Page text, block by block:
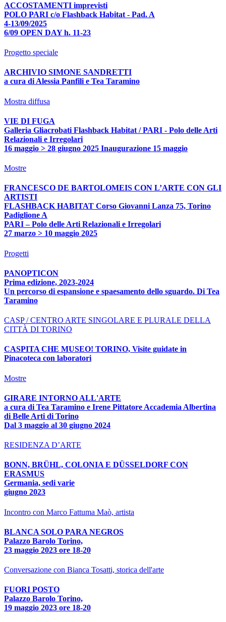
ACCOSTAMENTI imprevisti
POLO PARI c/o Flashback Habitat - Pad. A
4-13/09/2025
6/09 OPEN DAY h. 11-23
Progetto speciale
ARCHIVIO SIMONE SANDRETTI
a cura di Alessia Panfili e Tea Taramino
Mostra diffusa
VIE DI FUGA
Galleria Gliacrobati Flashback Habitat / PARI - Polo delle Arti
Relazionali e Irregolari
16 maggio > 28 giugno 2025 Inaugurazione 15 maggio
Mostre
FRANCESCO DE BARTOLOMEIS CON L’ARTE CON GLI
ARTISTI
FLASHBACK HABITAT Corso Giovanni Lanza 75, Torino
Padiglione A
PARI – Polo delle Arti Relazionali e Irregolari
27 marzo > 10 maggio 2025
Progetti
PANOPTICON
Prima edizione, 2023-2024
Un percorso di espansione e spaesamento dello sguardo. Di Tea
Taramino
CASP / CENTRO ARTE SINGOLARE E PLURALE DELLA
CITTÀ DI TORINO
CASPITA CHE MUSEO! TORINO, Visite guidate in
Pinacoteca con laboratori
Mostre
GIRARE INTORNO ALL'ARTE
a cura di Tea Taramino e Irene Pittatore Accademia Albertina
di Belle Arti di Torino
Dal 3 maggio al 30 giugno 2024
RESIDENZA D’ARTE
BONN, BRÜHL, COLONIA E DÜSSELDORF CON
ERASMUS
Germania, sedi varie
giugno 2023
Incontro con Marco Fattuma Maò, artista
BLANCA SOLO PARA NEGROS
Palazzo Barolo Torino,
23 maggio 2023 ore 18-20
Conversazione con Bianca Tosatti, storica dell'arte
FUORI POSTO
Palazzo Barolo Torino,
19 maggio 2023 ore 18-20